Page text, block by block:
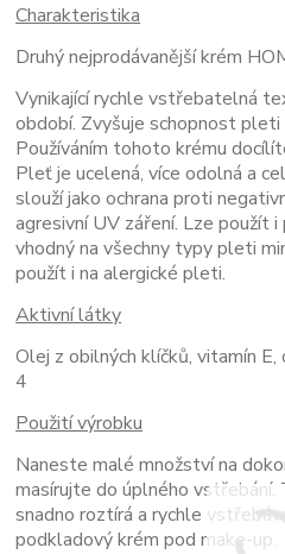
Charakteristika
Druhý nejprodávanější krém
Vynikající rychle vstřebatelná
období. Zvyšuje schopnost pleti
Používáním tohoto krému
Pleť je ucelená, více odolná a
slouží jako ochrana proti
agresivní UV záření. Lze použít
vhodný na všechny typy pleti
použít i na alergické pleti.
Aktivní látky
Olej z obilných klíčků, vitamín
4
Použití výrobku
Naneste malé množství na
masírujte do úplného
snadno roztírá a rychle
podkladový krém pod make-up.